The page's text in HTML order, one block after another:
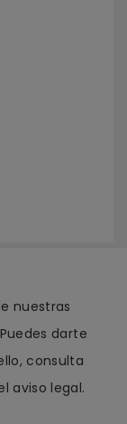
nuestras
darte
consulta
aviso legal.